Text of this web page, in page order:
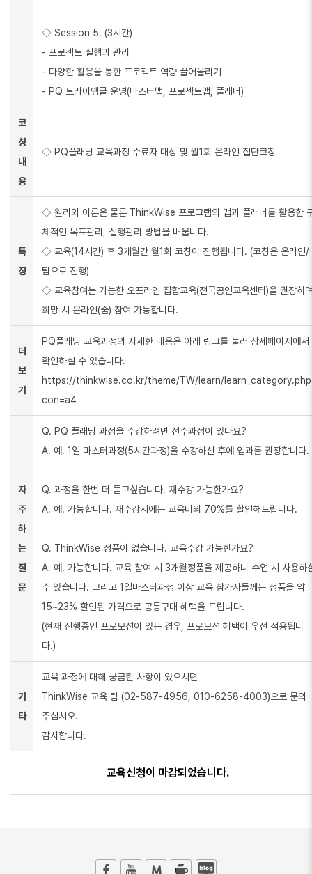
◇ Session 5. (3시간)
- 프로젝트 실행과 관리
- 다양한 활용을 통한 프로젝트 역량 끌어올리기
- PQ 트라이앵글 운영(마스터맵, 프로젝트맵, 플래너)
코
칭
내
용
◇ PQ플래닝 교육과정 수료자 대상 및 월1회 온라인 집단코칭
특
징
◇ 원리와 이론은 물론 ThinkWise 프로그램의 맵과 플래너를 활용한
체적인 목표관리, 실행관리 방법을 배웁니다.
◇ 교육(14시간) 후 3개월간 월1회 코칭이 진행됩니다. (코칭은 온라인/
팀으로 진행)
◇ 교육참여는 가능한 오프라인 집합교육(전국공인교육센터)을 권장하
희망 시 온라인(줌) 참여 가능합니다.
더
보
기
PQ플래닝 교육과정의 자세한 내용은 아래 링크를 눌러 상세페이지에서
확인하실 수 있습니다.
https://thinkwise.co.kr/theme/TW/learn/
con=a4
자
주
하
는
질
문
Q. PQ 플래닝 과정을 수강하려면 선수과정이 있나요?
A. 예. 1일 마스터과정(5시간과정)을 수강하신 후에 입과를 권장합니다.
Q. 과정을 한번 더 듣고싶습니다. 재수강 가능한가요?
A. 예. 가능합니다. 재수강시에는 교육비의 70%를 할인해드립니다.
Q. ThinkWise 정품이 없습니다. 교육수강 가능한가요?
A. 예. 가능합니다. 교육 참여 시 3개월정품을 제공하니 수업 시 사용하
수 있습니다. 그리고 1일마스터과정 이상 교육 참가자들께는 정품을 약
15~23% 할인된 가격으로 공동구매 혜택을 드립니다.
(현재 진행중인 프로모션이 있는 경우, 프로모션 혜택이 우선 적용됩니
다.)
기
타
교육 과정에 대해 궁금한 사항이 있으시면
ThinkWise 교육 팀 (02-587-4956, 010-6258-4003)으로 문의
주십시오.
감사합니다.
교육신청이 마감되었습니다.